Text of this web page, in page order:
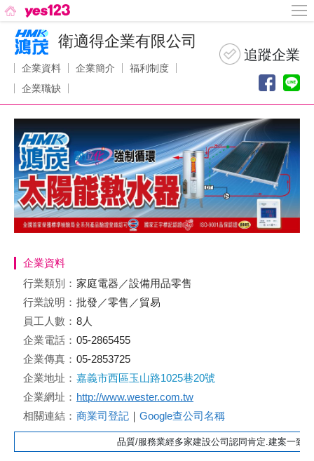
衛適得企業有限公司
企業資料 企業簡介
福利制度
企業職缺
企業資料
行業類別： 家庭電器／設備用品零售
行業說明： 批發／零售／貿易
員工人數： 8人
企業電話： 05-2865455
企業傳真： 05-2853725
企業地址： 嘉義市西區玉山路1025巷20號
企業網址： http://www.wester.com.tw
相關連結： 商業司登記 ｜ Google查公司名稱
品質/服務業經多家建設公司認同肯定.建案一致配